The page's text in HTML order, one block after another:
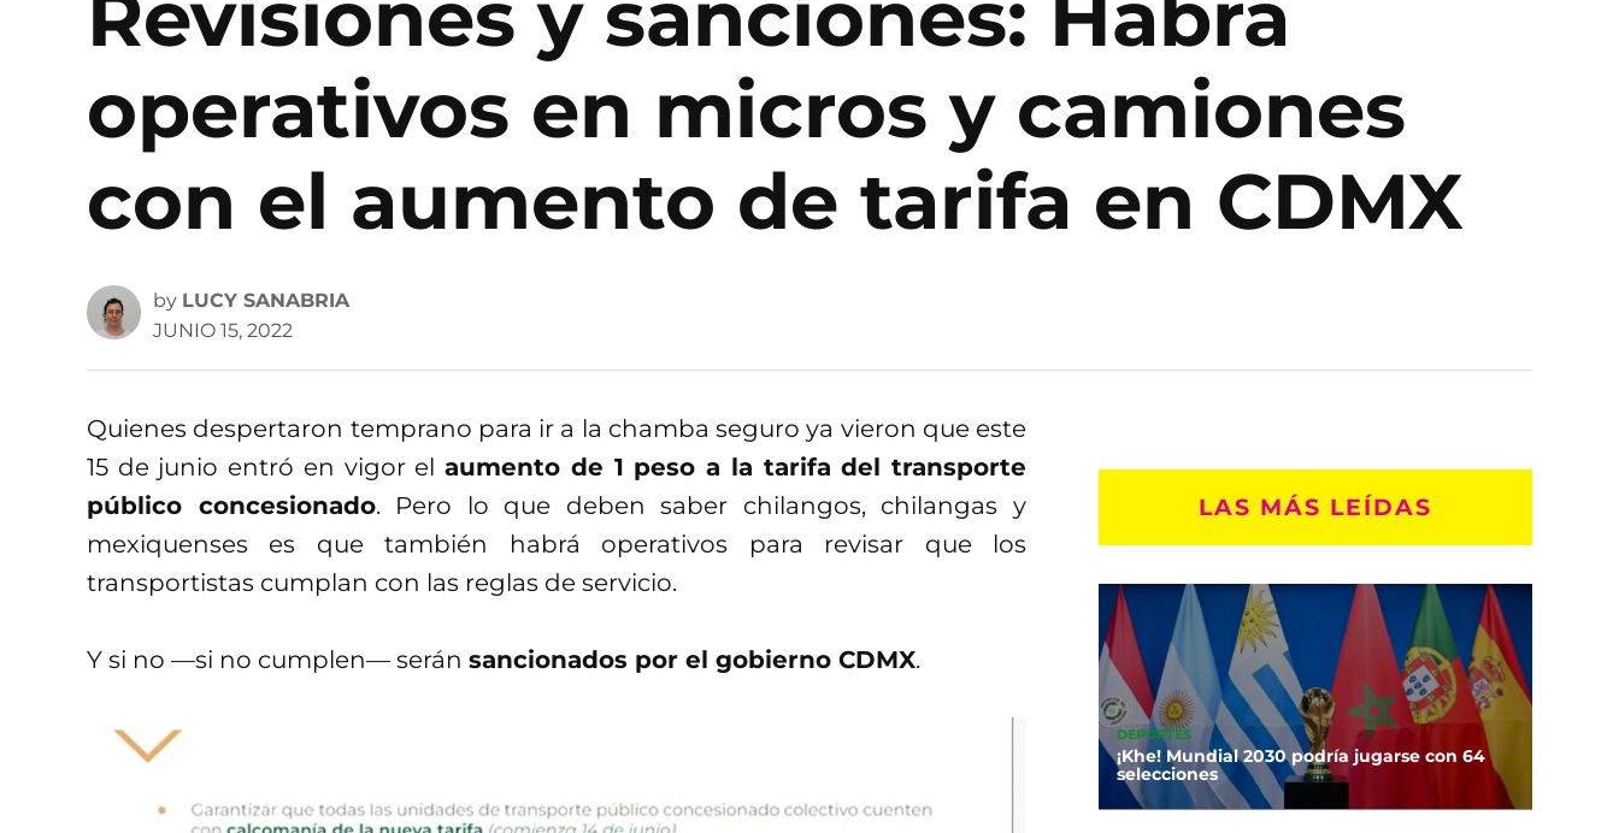
operativos en micros y camiones
con el aumento de tarifa en CDMX
by LUCY SANABRIA
JUNIO 15, 2022
Quienes despertaron temprano para ir a la chamba seguro ya vieron que este
15 de junio entró en vigor elaumento de 1 peso a la tarifa del transporte
público concesionado. Pero lo que deben saber chilangos, chilangas y
mexiquenses es que también habrá operativos para revisar que los
transportistas cumplan con las reglas de servicio.
Y si no —si no cumplen— serán sancionados por el gobierno CDMX.
LAS MÁS LEÍDAS
DEPORTES
¡Khe! Mundial 2030 podría jugarse con 64
selecciones